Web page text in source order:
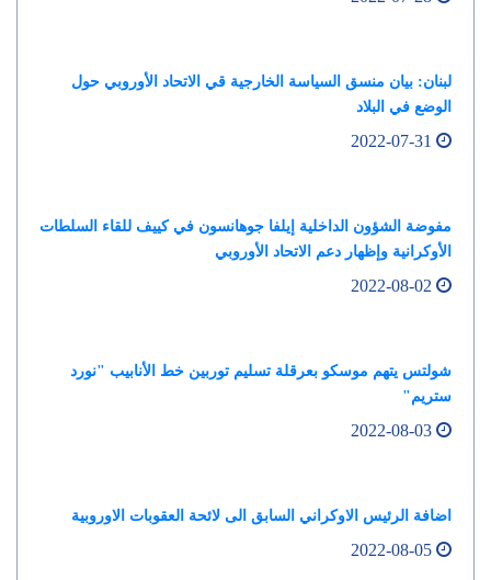
لبنان: بيان منسق السياسة الخارجية قي الاتحاد الأوروبي حول
الوضع في البلاد
مفوضة الشؤون الداخلية إيلفا جوهانسون في كييف للقاء السلطات
الأوكرانية وإظهار دعم الاتحاد الأوروبي
شولتس يتهم موسكو بعرقلة تسليم توربين خط الأنابيب "نورد
ستريم"
اضافة الرئيس الاوكراني السابق الى لائحة العقوبات الاوروبية